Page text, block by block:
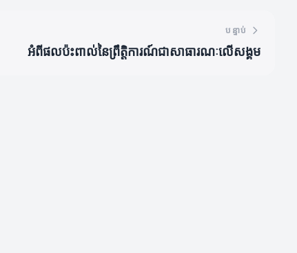
បន្ទាប់
អំពីផលប៉ះពាល់នៃព្រឹត្តិការណ៍ជាសាធារណៈលើសង្គម